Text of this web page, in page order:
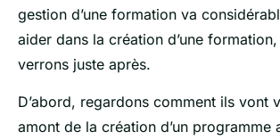
gestion d’une formation va
aider dans la création d’une
verrons juste après.
D’abord, regardons comment ils vont
amont de la création d’un programme